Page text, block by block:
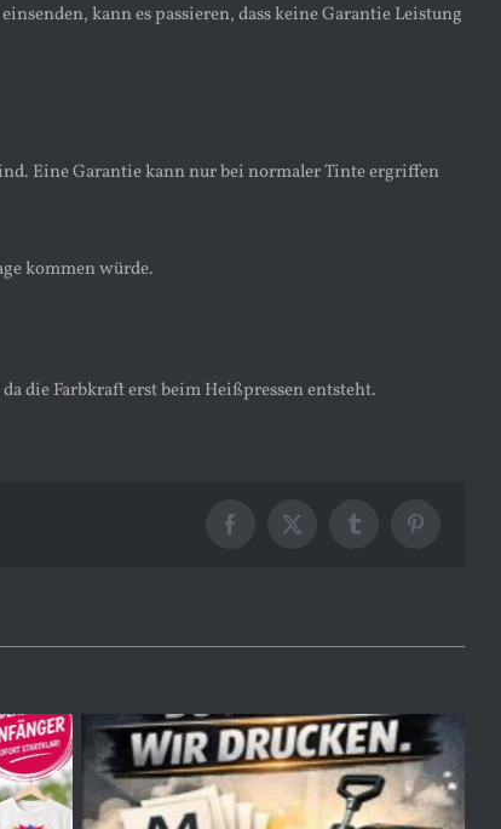
kann es passieren, dass keine Garantie Leistung
Eine Garantie kann nur bei normaler Tinte ergriffen
kommen würde.
die Farbkraft erst beim Heißpressen entsteht.
Facebook
X TumblrPinterest